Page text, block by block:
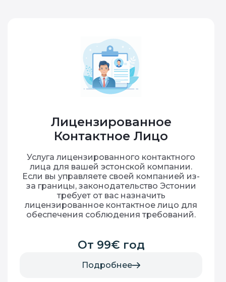
Лицензированное
Контактное Лицо
Услуга лицензированного контактного
лица для вашей эстонской компании.
Если вы управляете своей компанией из-
за границы, законодательство Эстонии
требует от вас назначить
лицензированное контактное лицо для
обеспечения соблюдения требований.
От 99€ год
Подробнее